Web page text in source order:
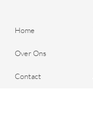
Home
Over Ons
Contact